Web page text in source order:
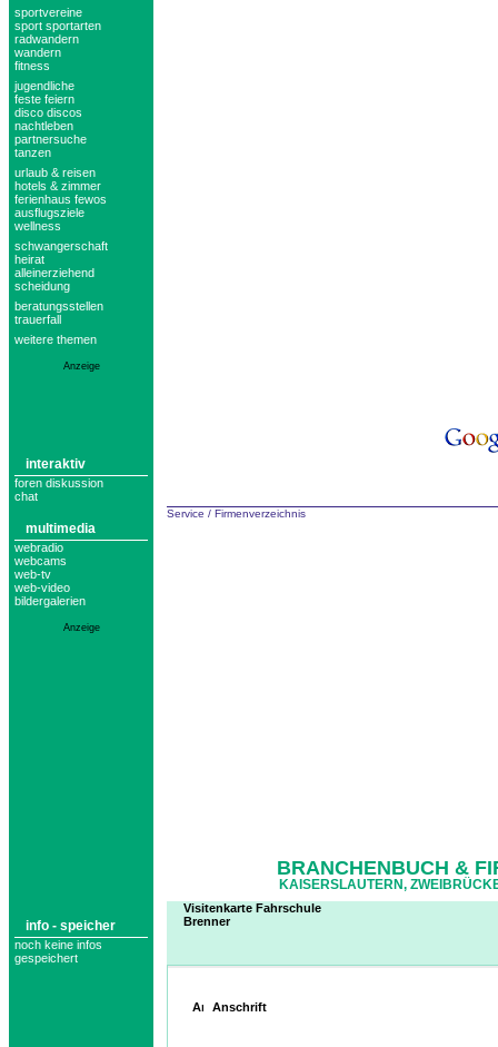
sportvereine
sport sportarten
radwandern
wandern
fitness
jugendliche
feste feiern
disco discos
nachtleben
partnersuche
tanzen
urlaub & reisen
hotels & zimmer
ferienhaus fewos
ausflugsziele
wellness
schwangerschaft
heirat
alleinerziehend
scheidung
beratungsstellen
trauerfall
weitere themen
Anzeige
interaktiv
foren diskussion
chat
multimedia
webradio
webcams
web-tv
web-video
bildergalerien
Anzeige
info - speicher
noch keine infos
gespeichert
Service / Firmenverzeichnis
BRANCHENBUCH &
KAISERSLAUTERN,
Visitenkarte Fahrschule
Brenner
Anschrift